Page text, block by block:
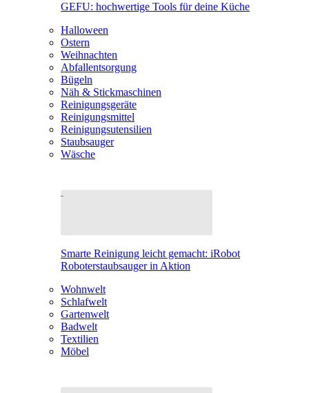
GEFU: hochwertige Tools für deine Küche
Halloween
Ostern
Weihnachten
Abfallentsorgung
Bügeln
Näh & Stickmaschinen
Reinigungsgeräte
Reinigungsmittel
Reinigungsutensilien
Staubsauger
Wäsche
Smarte Reinigung leicht gemacht: iRobot
Roboterstaubsauger in Aktion
Wohnwelt
Schlafwelt
Gartenwelt
Badwelt
Textilien
Möbel